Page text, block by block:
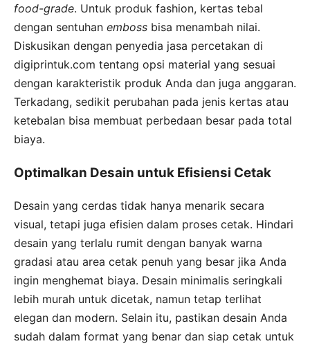
food-grade. Untuk produk fashion, kertas tebal
dengan sentuhan emboss bisa menambah nilai.
Diskusikan dengan penyedia jasa percetakan di
digiprintuk.com tentang opsi material yang sesuai
dengan karakteristik produk Anda dan juga anggaran.
Terkadang, sedikit perubahan pada jenis kertas atau
ketebalan bisa membuat perbedaan besar pada total
biaya.
Optimalkan Desain untuk Efisiensi Cetak
Desain yang cerdas tidak hanya menarik secara
visual, tetapi juga efisien dalam proses cetak. Hindari
desain yang terlalu rumit dengan banyak warna
gradasi atau area cetak penuh yang besar jika Anda
ingin menghemat biaya. Desain minimalis seringkali
lebih murah untuk dicetak, namun tetap terlihat
elegan dan modern. Selain itu, pastikan desain Anda
sudah dalam format yang benar dan siap cetak untuk